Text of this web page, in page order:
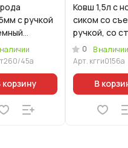
с ручкой
45а
корзину
Ковш 1,5л с
сиком со
ручкой, со
крышкой, АП
"Гранит
(синий)
0
В наличии
Арт. кгги0156а
В